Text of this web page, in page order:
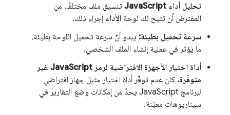
تحليل أداء JavaScript
تنسيق ملف مختلفًا. من
المفترض أن تتيح لك لوحة الأداء إجراء ذلك.
سرعة تحميل بطيئة: يبدو أنّ سرعة تحميل اللوحة بطيئة،
ما يؤثر في عملية إنشاء الملف الشخصي.
أداة اختيار الأجهزة الافتراضية لرمز JavaScript غير
متوفّرة. كان عدم توفّر أداة اختيار مثيل جهاز افتراضي
لبرنامج JavaScript يحدّ من إمكانات وضع التقارير في
سيناريوهات معيّنة.